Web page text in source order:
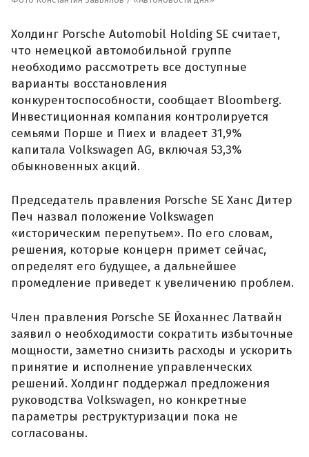
Холдинг Porsche Automobil Holding SE считает,
что немецкой автомобильной группе
необходимо рассмотреть все доступные
варианты восстановления
конкурентоспособности, сообщает Bloomberg.
Инвестиционная компания контролируется
семьями Порше и Пиех и владеет 31,9%
капитала Volkswagen AG, включая 53,3%
обыкновенных акций.
Председатель правления Porsche SE Ханс Дитер
Печ назвал положение Volkswagen
«историческим перепутьем». По его словам,
решения, которые концерн примет сейчас,
определят его будущее, а дальнейшее
промедление приведет к увеличению проблем.
Член правления Porsche SE Йоханнес Латвайн
заявил о необходимости сократить избыточные
мощности, заметно снизить расходы и ускорить
принятие и исполнение управленческих
решений. Холдинг поддержал предложения
руководства Volkswagen, но конкретные
параметры реструктуризации пока не
согласованы.